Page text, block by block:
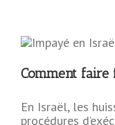
Comment
En Israël, les
procédures